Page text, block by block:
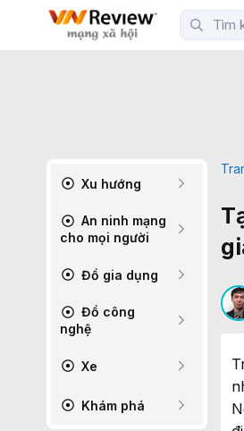
Xu hướng
An ninh mạng
cho mọi người
Đồ gia dụng
Đồ công
nghệ
Xe
Khám phá